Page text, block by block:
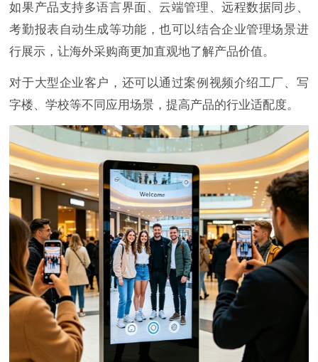
如果产品支持多语言界面、云端管理、远程数据同步、
考勤报表自动生成等功能，也可以结合企业管理场景进
行展示，让海外采购商更加直观地了解产品价值。
对于大型企业客户，还可以通过案例视频介绍工厂、写
字楼、学校等不同应用场景，提高产品的行业适配度。